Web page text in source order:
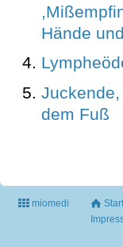
Hände
dem Fuß
miomedi